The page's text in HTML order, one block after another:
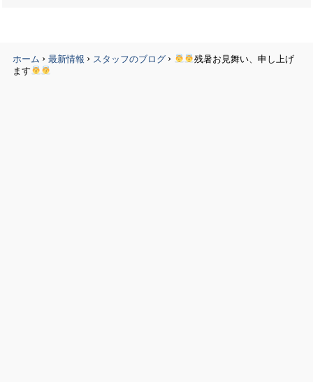
ホーム › 最新情報 › スタッフのブログ ›
残暑お見舞い、申し上げ
ます